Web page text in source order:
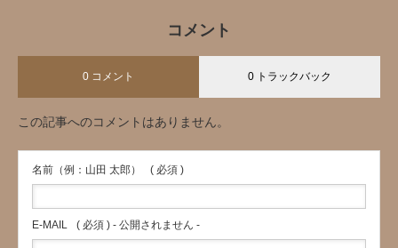
コメント
0 コメント 0 トラックバック
この記事へのコメントはありません。
名前（例：山田 太郎） ( 必須 )
E-MAIL ( 必須 ) - 公開されません -